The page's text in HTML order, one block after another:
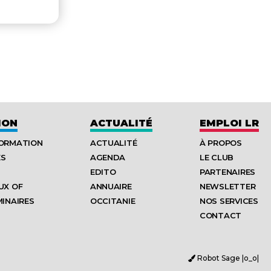
OF
ACTUALITÉ
ACTUALITÉ
AGENDA
EDITO
ANNUAIRE
OCCITANIE
EMPLOI LR
À PROPOS
LE CLUB
PARTENAIRES
NEWSLETTER
NOS SERVICES
CONTACT
Robot Sage |o_o|